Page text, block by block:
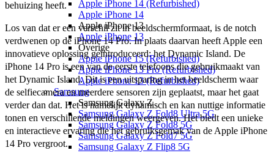
Apple iPhone 14 (Refurbished)
Apple iPhone 14
Apple iPhone 13
Apple iPhone 13
Overige
Apple iPhone 15 (Refurbished)
Apple iPhone 13 Pro (Refurbished)
Apple iPhone 13 (Refurbished)
Samsung
Samsung Galaxy Z
Samsung Galaxy Z Fold8 Ultra 5G
Samsung Galaxy Z Fold8 5G
Samsung Galaxy Z Fold7 5G
Samsung Galaxy Z Flip8 5G
behuizing heeft.
Los van dat er een verschil zit in beeldschermformaat, is de notch
verdwenen op de iPhone 14 Pro. In plaats daarvan heeft Apple een
innovatieve oplossing geïntroduceerd: het Dynamic Island. De
iPhone 14 Pro is een van de eerste telefoons die gebruikmaakt van
het Dynamic Island. Dit is een uitsparing in het beeldscherm waar
de selfiecamera en meerdere sensoren zijn geplaatst, maar het gaat
verder dan dat. Het is namelijk dynamisch en kan nuttige informatie
tonen en verschillende meldingen weergeven. Het biedt een unieke
en interactieve ervaring die het gebruiksgemak van de Apple iPhone
14 Pro vergroot.